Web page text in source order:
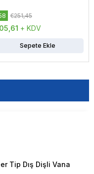
+ KDV
€251,45
Sepete Ekle
Tip Dış Dişli Vana